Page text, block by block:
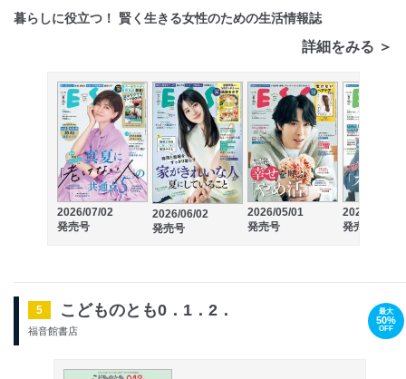
暮らしに役立つ！ 賢く生きる女性のための生活情報誌
詳細をみる ＞
2026/07/02
発売号
2026/06/02
発売号
2026/05/01
発売号
2026/04/02
発売号
5 こどものとも0．1．2．
福音館書店
最大
50%
OFF